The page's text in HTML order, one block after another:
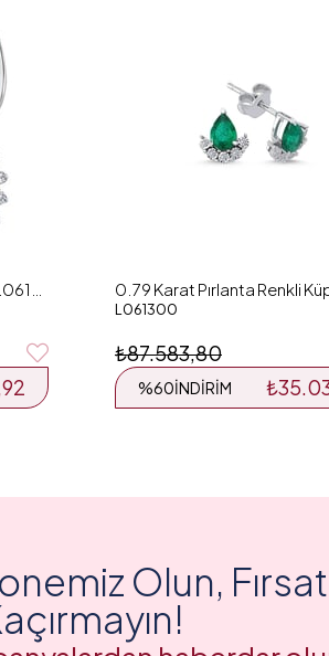
L061300
%60İNDIRIM
₺87.583,80
Olun,